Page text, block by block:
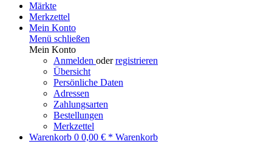
Märkte
Merkzettel
Mein Konto
Menü schließen
Mein Konto
Anmelden oderregistrieren
Übersicht
Persönliche Daten
Adressen
Zahlungsarten
Bestellungen
Merkzettel
Warenkorb 0 0,00 € * Warenkorb